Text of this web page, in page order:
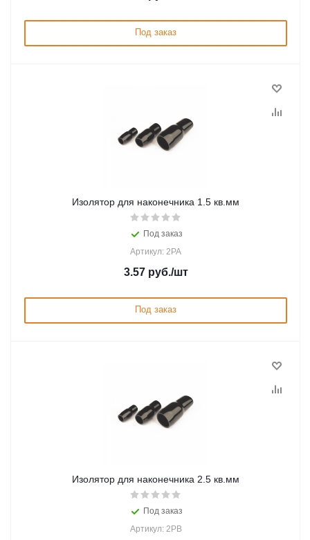
Под заказ
Изолятор для наконечника 1.5 кв.мм
Под заказ
Артикул: 2PA
3.57руб./шт
Под заказ
Изолятор для наконечника 2.5 кв.мм
Под заказ
Артикул: 2PB